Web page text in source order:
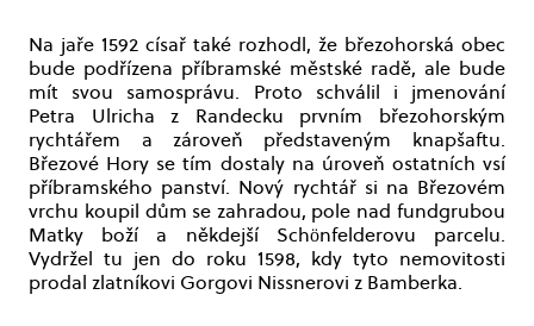
Na jaře 1592 císař také rozhodl, že březohorská obec
bude podřízena příbramské městské radě, ale bude
mít svou samosprávu. Proto schválil i jmenování
Petra Ulricha z Randecku prvním březohorským
rychtářem a zároveň představeným knapšaftu.
Březové Hory se tím dostaly na úroveň ostatních vsí
příbramského panství. Nový rychtář si na Březovém
vrchu koupil dům se zahradou, pole nad fundgrubou
Matky boží a někdejší Schönfelderovu parcelu.
Vydržel tu jen do roku 1598, kdy tyto nemovitosti
prodal zlatníkovi Gorgovi Nissnerovi z Bamberka.